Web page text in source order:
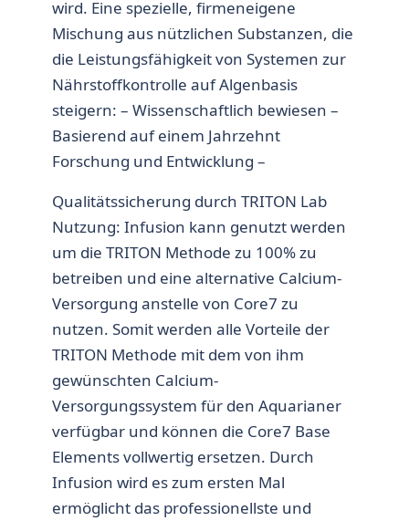
wird. Eine spezielle, firmeneigene
Mischung aus nützlichen Substanzen, die
die Leistungsfähigkeit von Systemen zur
Nährstoffkontrolle auf Algenbasis
steigern: – Wissenschaftlich bewiesen –
Basierend auf einem Jahrzehnt
Forschung und Entwicklung –
Qualitätssicherung durch TRITON Lab
Nutzung: Infusion kann genutzt werden
um die TRITON Methode zu 100% zu
betreiben und eine alternative Calcium-
Versorgung anstelle von Core7 zu
nutzen. Somit werden alle Vorteile der
TRITON Methode mit dem von ihm
gewünschten Calcium-
Versorgungssystem für den Aquarianer
verfügbar und können die Core7 Base
Elements vollwertig ersetzen. Durch
Infusion wird es zum ersten Mal
ermöglicht das professionellste und